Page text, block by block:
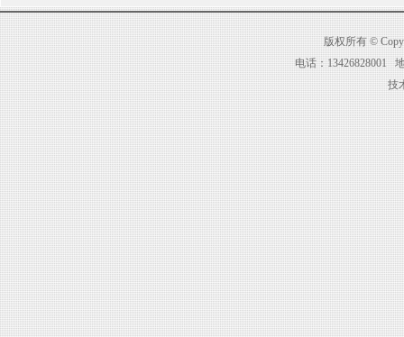
版权所有 ©
电话：13426828001
技